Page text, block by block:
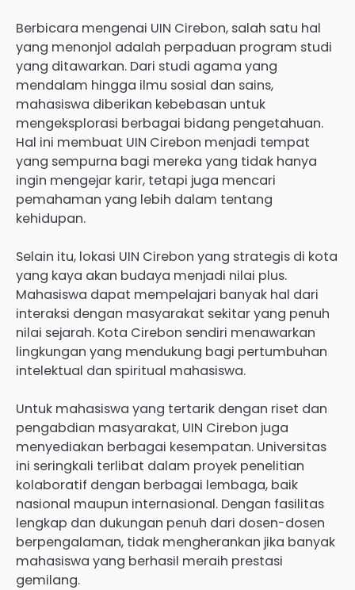
Berbicara mengenai UIN Cirebon, salah satu hal
yang menonjol adalah perpaduan program studi
yang ditawarkan. Dari studi agama yang
mendalam hingga ilmu sosial dan sains,
mahasiswa diberikan kebebasan untuk
mengeksplorasi berbagai bidang pengetahuan.
Hal ini membuat UIN Cirebon menjadi tempat
yang sempurna bagi mereka yang tidak hanya
ingin mengejar karir, tetapi juga mencari
pemahaman yang lebih dalam tentang
kehidupan.
Selain itu, lokasi UIN Cirebon yang strategis di kota
yang kaya akan budaya menjadi nilai plus.
Mahasiswa dapat mempelajari banyak hal dari
interaksi dengan masyarakat sekitar yang penuh
nilai sejarah. Kota Cirebon sendiri menawarkan
lingkungan yang mendukung bagi pertumbuhan
intelektual dan spiritual mahasiswa.
Untuk mahasiswa yang tertarik dengan riset dan
pengabdian masyarakat, UIN Cirebon juga
menyediakan berbagai kesempatan. Universitas
ini seringkali terlibat dalam proyek penelitian
kolaboratif dengan berbagai lembaga, baik
nasional maupun internasional. Dengan fasilitas
lengkap dan dukungan penuh dari dosen-dosen
berpengalaman, tidak mengherankan jika banyak
mahasiswa yang berhasil meraih prestasi
gemilang.